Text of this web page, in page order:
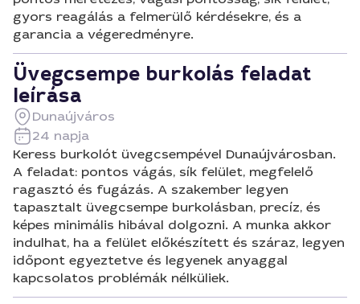
gyors reagálás a felmerülő kérdésekre, és a
garancia a végeredményre.
Üvegcsempe burkolás feladat
leírása
Dunaújváros
24 napja
Keress burkolót üvegcsempével Dunaújvárosban.
A feladat: pontos vágás, sík felület, megfelelő
ragasztó és fugázás. A szakember legyen
tapasztalt üvegcsempe burkolásban, precíz, és
képes minimális hibával dolgozni. A munka akkor
indulhat, ha a felület előkészített és száraz, legyen
időpont egyeztetve és legyenek anyaggal
kapcsolatos problémák nélküliek.